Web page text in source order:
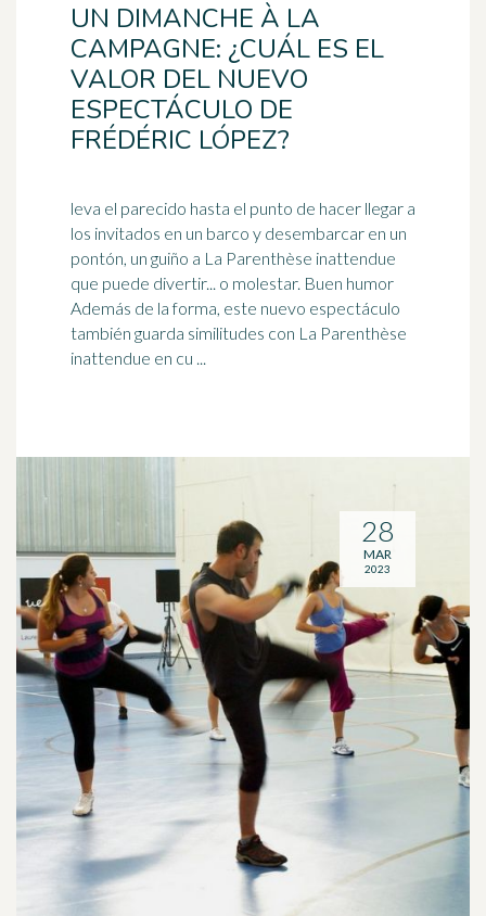
UN DIMANCHE À LA
CAMPAGNE: ¿CUÁL ES EL
VALOR DEL NUEVO
ESPECTÁCULO DE
FRÉDÉRIC LÓPEZ?
leva el parecido hasta el punto de hacer llegar a
los invitados en un barco y desembarcar en un
pontón, un guiño a La Parenthèse inattendue
que puede divertir... o molestar. Buen humor
Además de la forma, este nuevo espectáculo
también guarda similitudes con La Parenthèse
inattendue en cu ...
28
MAR
2023